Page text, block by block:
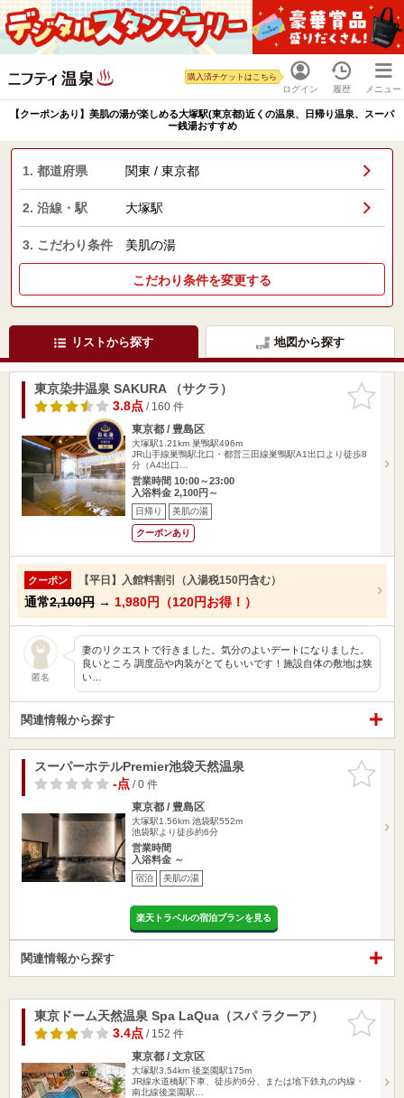
ログイン
購入済チケットはこちら
履歴 メニュー
【クーポンあり】美肌の湯が楽しめる大塚駅(東京都)近くの温泉、日帰り温泉、スーパ
ー銭湯おすすめ
1. 都道府県 関東 / 東京都
2. 沿線・駅 大塚駅
3. こだわり条件 美肌の湯
こだわり条件を変更する
リストから探す 地図から探す
お気に入
りに追加
東京染井温泉 SAKURA （サクラ）
3.8点/ 160 件
東京都 / 豊島区
大塚駅1.21km 巣鴨駅496m
JR山手線巣鴨駅北口・都営三田線巣鴨駅A1出口より徒歩8
分（A4出口…
営業時間 10:00～23:00
入浴料金 2,100円～
日帰り 美肌の湯
クーポンあり
クーポン 【平日】入館料割引（入湯税150円含む）
通常2,100円 → 1,980円（120円お得！）
匿名
妻のリクエストで行きました。気分のよいデートになりました。
良いところ 調度品や内装がとてもいいです！施設自体の敷地は狭
い…
関連情報から探す
お気に入
りに追加
スーパーホテルPremier池袋天然温泉
-点/ 0 件
東京都 / 豊島区
大塚駅1.56km 池袋駅552m
池袋駅より徒歩約6分
営業時間
入浴料金 ～
宿泊 美肌の湯
楽天トラベルの宿泊プランを見る
関連情報から探す
お気に入
りに追加
東京ドーム天然温泉 Spa LaQua（スパ ラクーア）
3.4点/ 152 件
東京都 / 文京区
大塚駅3.54km 後楽園駅175m
JR線水道橋駅下車、徒歩約6分、または地下鉄丸の内線・
南北線後楽園駅…